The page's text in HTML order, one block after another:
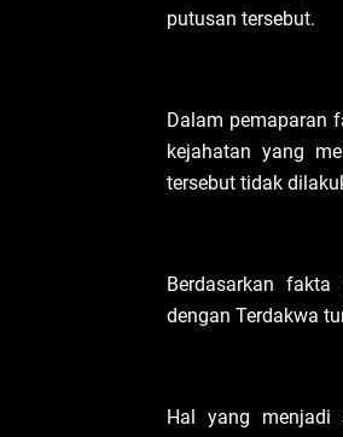
putusan tersebut.
Dalam pemaparan
kejahatan yang
tersebut tidak
Berdasarkan
dengan Terdakwa
Hal yang menjadi